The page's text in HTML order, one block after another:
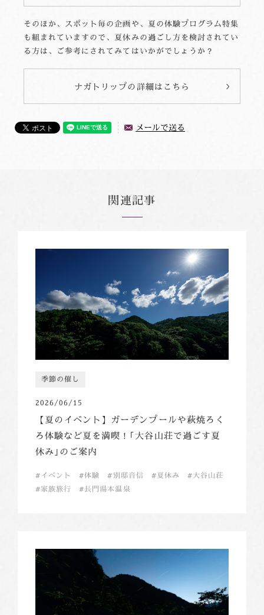
そのほか、スポット毎の企画や、夏の体験プログラム特集
も組まれていますので、夏休みの過ごし方を検討されてい
る方は、ご参考にされてみてはいかがでしょうか？
ナガトリップの詳細はこちら
メールで送る
関連記事
季節の催し
2026/06/15
【夏のイベント】ガーデンプールや萩焼ろく
ろ体験など夏を満喫！｢大谷山荘で過ごす夏
休み｣のご案内
イベント 体験 別邸音信 夏休み
大谷山荘
家族旅行
長門湯本温泉